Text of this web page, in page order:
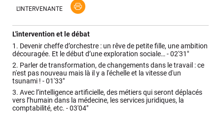
L'INTERVENANTE
L'intervention et le débat
1. Devenir cheffe d’orchestre : un rêve de petite fille, une ambition
découragée. Et le début d’une exploration sociale… -02'31"
2. Parler de transformation, de changements dans le travail : ce
n'est pas nouveau mais là il y a l'échelle et la vitesse d'un
tsunami ! -01'33"
3. Avec l’intelligence artificielle, des métiers qui seront déplacés
vers l’humain dans la médecine, les services juridiques, la
comptabilité, etc. -03'04"